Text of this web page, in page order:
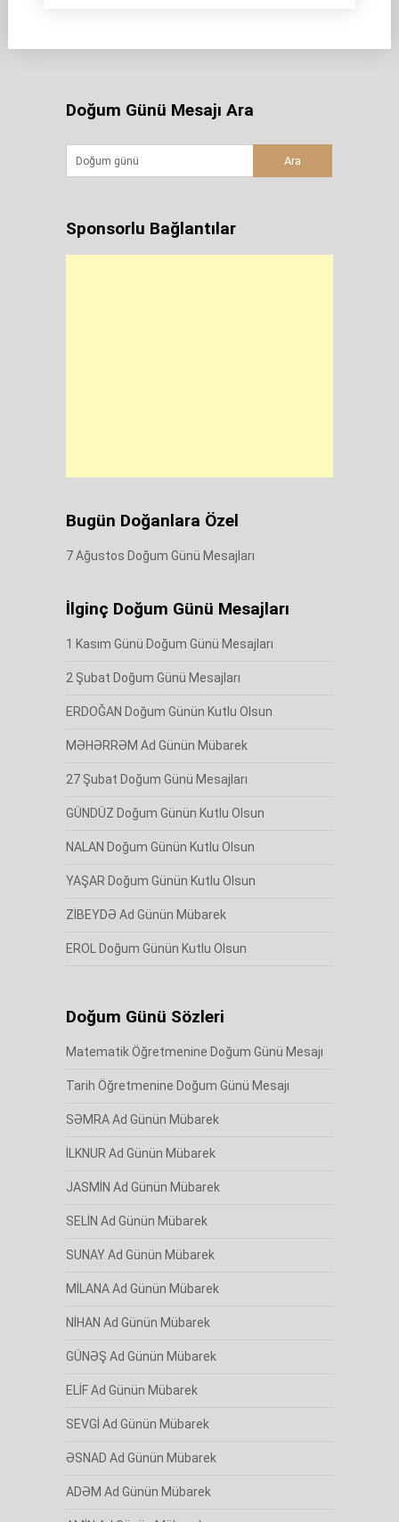
Doğum Günü Mesajı Ara
Sponsorlu Bağlantılar
Bugün Doğanlara Özel
7 Ağustos Doğum Günü Mesajları
İlginç Doğum Günü Mesajları
1 Kasım Günü Doğum Günü Mesajları
2 Şubat Doğum Günü Mesajları
ERDOĞAN Doğum Günün Kutlu Olsun
MƏHƏRRƏM Ad Günün Mübarek
27 Şubat Doğum Günü Mesajları
GÜNDÜZ Doğum Günün Kutlu Olsun
NALAN Doğum Günün Kutlu Olsun
YAŞAR Doğum Günün Kutlu Olsun
ZİBEYDƏ Ad Günün Mübarek
EROL Doğum Günün Kutlu Olsun
Doğum Günü Sözleri
Matematik Öğretmenine Doğum Günü Mesajı
Tarih Öğretmenine Doğum Günü Mesajı
SƏMRA Ad Günün Mübarek
İLKNUR Ad Günün Mübarek
JASMİN Ad Günün Mübarek
SELİN Ad Günün Mübarek
SUNAY Ad Günün Mübarek
MİLANA Ad Günün Mübarek
NİHAN Ad Günün Mübarek
GÜNƏŞ Ad Günün Mübarek
ELİF Ad Günün Mübarek
SEVGİ Ad Günün Mübarek
ƏSNAD Ad Günün Mübarek
ADƏM Ad Günün Mübarek